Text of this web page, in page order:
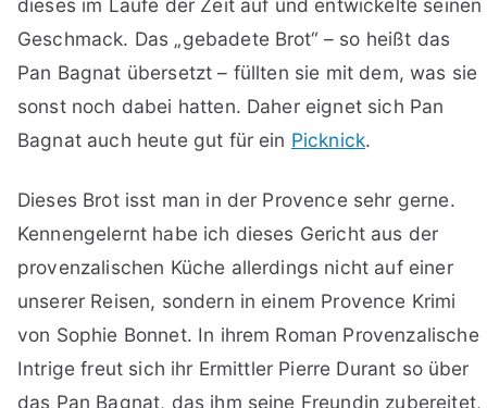
dieses im Laufe der Zeit auf und entwickelte seinen
Geschmack. Das „gebadete Brot“ – so heißt das
Pan Bagnat übersetzt – füllten sie mit dem, was sie
sonst noch dabei hatten. Daher eignet sich Pan
Bagnat auch heute gut für ein Picknick.
Dieses Brot isst man in der Provence sehr gerne.
Kennengelernt habe ich dieses Gericht aus der
provenzalischen Küche allerdings nicht auf einer
unserer Reisen, sondern in einem Provence Krimi
von Sophie Bonnet. In ihrem Roman Provenzalische
Intrige freut sich ihr Ermittler Pierre Durant so über
das Pan Bagnat, das ihm seine Freundin zubereitet,